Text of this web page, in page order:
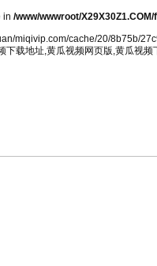
in /www/wwwroot/
miqivip.com/cache/20/8b75b/
下载地址,黄瓜视频网页版,黄瓜视频